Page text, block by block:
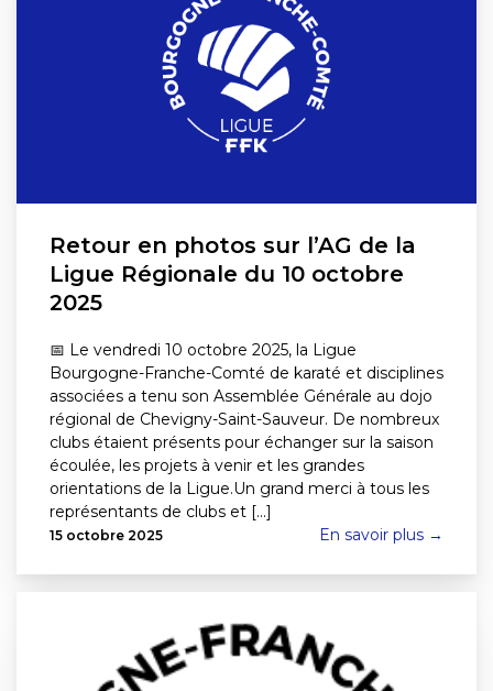
Retour en photos sur l’AG de la
Ligue Régionale du 10 octobre
2025
📅 Le vendredi 10 octobre 2025, la Ligue
Bourgogne-Franche-Comté de karaté et disciplines
associées a tenu son Assemblée Générale au dojo
régional de Chevigny-Saint-Sauveur. De nombreux
clubs étaient présents pour échanger sur la saison
écoulée, les projets à venir et les grandes
orientations de la Ligue.Un grand merci à tous les
représentants de clubs et [...]
15 octobre 2025 En savoir plus →